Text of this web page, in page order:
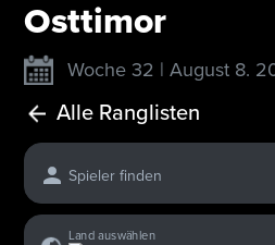
Osttimor
Woche 32 | August 8.
Alle Ranglisten
Spieler finden
Land auswählen